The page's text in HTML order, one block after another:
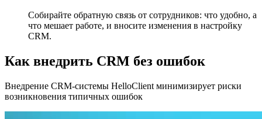
Собирайте обратную связь от сотрудников: что удобно, а
что мешает работе, и вносите изменения в настройку
CRM.
Как внедрить CRM без ошибок
Внедрение CRM-системы HelloClient минимизирует риски
возникновения типичных ошибок